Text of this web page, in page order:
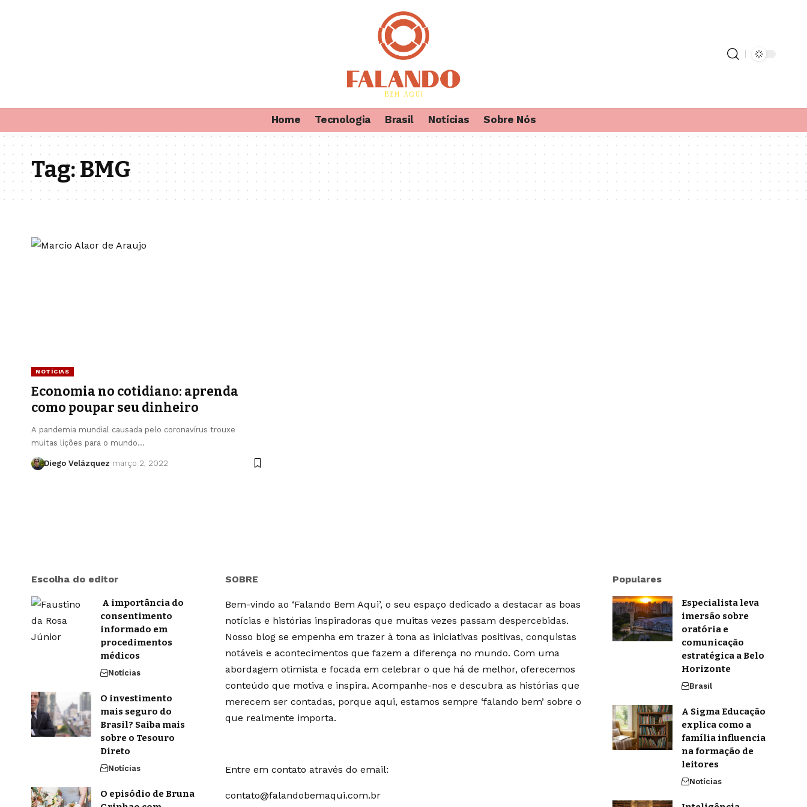
Home Tecnologia Brasil Notícias Sobre Nós
Tag:BMG
NOTÍCIAS
Economia no cotidiano: aprenda
como poupar seu dinheiro
A pandemia mundial causada pelo coronavírus trouxe
muitas lições para o mundo…
Diego Velázquez março 2, 2022
Escolha do editor
A importância do
consentimento
informado em
procedimentos
médicos
Notícias
O investimento
mais seguro do
Brasil? Saiba mais
sobre o Tesouro
Direto
Notícias
O episódio de Bruna
SOBRE
Bem-vindo ao ‘Falando Bem Aqui’, o seu espaço dedicado a destacar as boas
notícias e histórias inspiradoras que muitas vezes passam despercebidas.
Nosso blog se empenha em trazer à tona as iniciativas positivas, conquistas
notáveis e acontecimentos que fazem a diferença no mundo. Com uma
abordagem otimista e focada em celebrar o que há de melhor, oferecemos
conteúdo que motiva e inspira. Acompanhe-nos e descubra as histórias que
merecem ser contadas, porque aqui, estamos sempre ‘falando bem’ sobre o
que realmente importa.
Entre em contato através do email:
contato@falandobemaqui.com.br
Populares
Especialista leva
imersão sobre
oratória e
comunicação
estratégica a Belo
Horizonte
Brasil
A Sigma Educação
explica como a
família influencia
na formação de
leitores
Notícias